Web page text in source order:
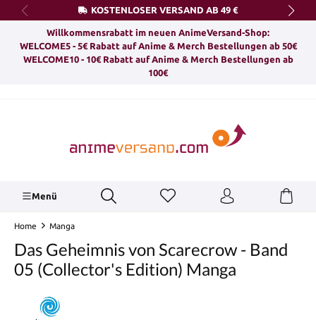
springen KOSTENLOSER VERSAND AB 49 €
Willkommensrabatt im neuen AnimeVersand-Shop:
WELCOME5 - 5€ Rabatt auf Anime & Merch Bestellungen ab 50€
WELCOME10 - 10€ Rabatt auf Anime & Merch Bestellungen ab
100€
Menü
Home Manga
Das Geheimnis von Scarecrow - Band
05 (Collector's Edition) Manga